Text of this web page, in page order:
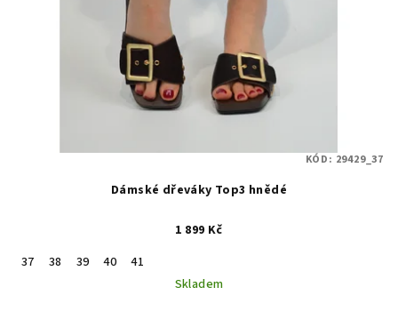
Dámské dřeváky Top3 hnědé
1 899 Kč
37
38 39 40
41
Skladem
KÓD: 29429_37